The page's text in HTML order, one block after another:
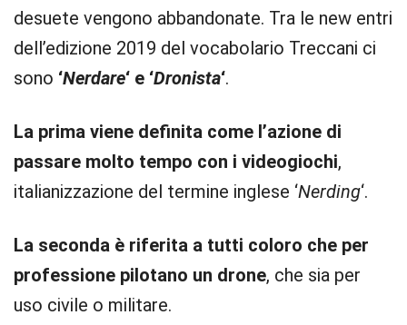
desuete vengono abbandonate. Tra le new entri
dell’edizione 2019 del vocabolario Treccani ci
sono ‘Nerdare‘ e ‘Dronista‘.
La prima viene definita come l’azione di
passare molto tempo con i videogiochi,
italianizzazione del termine inglese ‘Nerding‘.
La seconda è riferita a tutti coloro che per
professione pilotano un drone, che sia per
uso civile o militare.